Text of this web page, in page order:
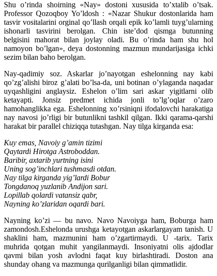
Shu o’rinda shoirning «Nay» dostoni xususida to’xtalib o’tsak.
Professor Qozoqboy Yo’ldosh : «Nazar Shukur dostonlarida ham
tasvir vositalarini orginal qo’llash orqali epik ko’lamli tuyg’ularning
ishonarli tasvirini berolgan. Chin iste’dod qismga butunning
belgisini mahorat bilan joylay oladi. Bu o’rinda ham shu hol
namoyon bo’lgan», deya dostonning mazmun mundarijasiga ichki
sezim bilan baho berolgan.
Nay-qadimiy soz. Askarlar jo’nayotgan eshelonning nay kabi
qo’zg’alishi biroz g’alati bo’lsa-da, uni botinan o’ylaganda naqadar
uyqashligini anglaysiz. Eshelon o’lim sari askar yigitlarni olib
ketayapti. Jonsiz predmet ichida jonli to’lg’oqlar o’zaro
hamohanglikka ega. Eshelonning xo’rsiniqni ifodalovchi harakatiga
nay navosi jo’rligi bir butunlikni tashkil qilgan. Ikki qarama-qarshi
harakat bir parallel chiziqqa tutashgan. Nay tilga kirganda esa:
Kuy emas, Navoiy g’amin tizimi
Qaytardi Hirotga Astroboddan.
Baribir, axtarib yurtning isini
Uning sog’inchlari tushmasdi otdan.
Nay tilga kirganda yig’lardi Bobur
Tongdanoq yuzlanib Andijon sari.
Lopillab qolardi vatansiz qabr,
Nayning ko’zlaridan oqardi bari.
Nayning ko’zi — bu navo. Navo Navoiyga ham, Boburga ham
zamondosh.Eshelonda urushga ketayotgan askarlargayam tanish. U
shaklini ham, mazmunini ham o’zgartirmaydi. U -tarix. Tarix
muhrida qotgan muhit yangilanmaydi. Insoniyatni olis ajdodlar
qavmi bilan yosh avlodni faqat kuy birlashtiradi. Doston ana
shunday ohang va mazmunga qurilganligi bilan qimmatlidir.